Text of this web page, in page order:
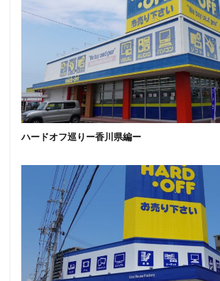
ハードオフ巡りー香川県編ー